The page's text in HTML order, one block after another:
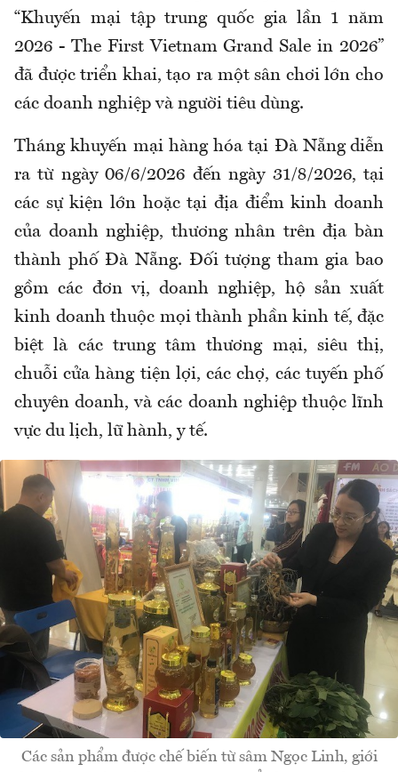
“Khuyến mại tập trung quốc gia lần 1 năm
2026 - The First Vietnam Grand Sale in 2026”
đã được triển khai, tạo ra một sân chơi lớn cho
các doanh nghiệp và người tiêu dùng.
Tháng khuyến mại hàng hóa tại Đà Nẵng diễn
ra từ ngày 06/6/2026 đến ngày 31/8/2026, tại
các sự kiện lớn hoặc tại địa điểm kinh doanh
của doanh nghiệp, thương nhân trên địa bàn
thành phố Đà Nẵng. Đối tượng tham gia bao
gồm các đơn vị, doanh nghiệp, hộ sản xuất
kinh doanh thuộc mọi thành phần kinh tế, đặc
biệt là các trung tâm thương mại, siêu thị,
chuỗi cửa hàng tiện lợi, các chợ, các tuyến phố
chuyên doanh, và các doanh nghiệp thuộc lĩnh
vực du lịch, lữ hành, y tế.
Các sản phẩm được chế biến từ sâm Ngọc Linh, giới